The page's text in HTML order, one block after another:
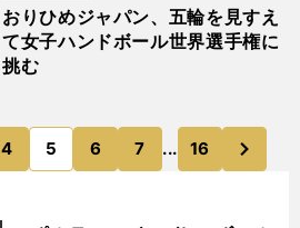
おりひめジャパン、五輪を見すえ
て女子ハンドボール世界選手権に
挑む
4 5 6 7 ... 16